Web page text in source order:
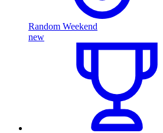
Random Weekend
new